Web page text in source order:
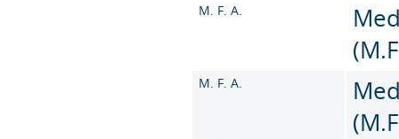
M. F. A.
M. F. A.